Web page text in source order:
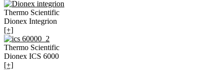
Thermo Scientific
Dionex Integrion
[+]
Thermo Scientific
Dionex ICS 6000
[+]